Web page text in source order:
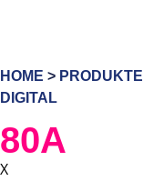
HOME > PRODUKTE
DIGITAL
80A
X